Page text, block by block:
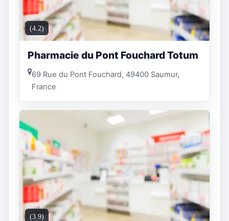
(4.2)
Pharmacie du Pont Fouchard Totum
69 Rue du Pont Fouchard, 49400 Saumur,
France
(3.9)